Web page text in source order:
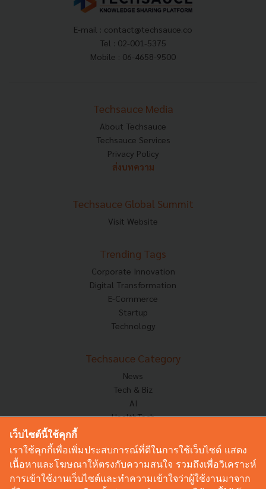
E-mail : contact@techsauce.co
Tel : 02-001-5375
Mobile : 06-4658-9500
Techsauce Media
About Techsauce
Techsauce Services
Privacy Policy
ส่งบทความ
Techsauce Global Summit
Visit Website
Trending Tags
Corporate Innovation
Digital Transformation
E-Commerce
Startup
Technology
Techsauce Category
News
Tech & Biz
AI
HealthTech
Corp Innov
Saucy Thoughts
Based On
Sustainable
เว็บไซต์นี้ใช้คุกกี้
เราใช้คุกกี้เพื่อเพิ่มประสบการณ์ที่ดีในการใช้เว็บไซต์ แสดง
เนื้อหาและโฆษณาให้ตรงกับความสนใจ รวมถึงเพื่อวิเคราะห์
การเข้าใช้งานเว็บไซต์และทำความเข้าใจว่าผู้ใช้งานมาจาก